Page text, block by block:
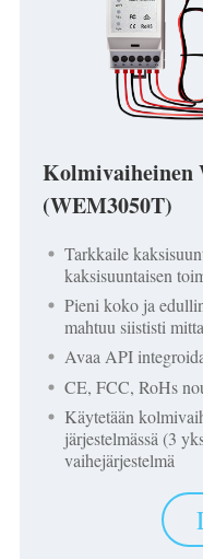
(WEM3050T)
Tarkkaile
kaksisuuntaisen
Pieni koko ja
mahtuu siististi
Avaa API
CE, FCC, RoHs
Käytetään
järjestelmässä (3
vaihejärjestelmä